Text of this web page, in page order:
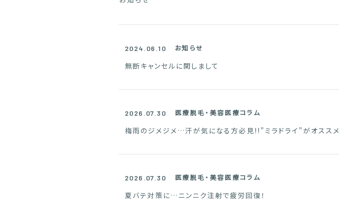
2024.06.10 お知らせ
無断キャンセルに関しまして
2026.07.30 医療脱毛・美容医療コラム
梅雨のジメジメ…汗が気になる方必見!!”ミラドライ”がオススメ
2026.07.30 医療脱毛・美容医療コラム
夏バテ対策に…ニンニク注射で疲労回復！